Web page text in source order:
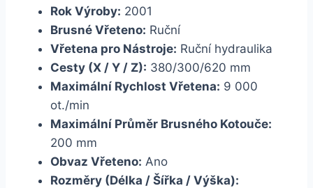
Rok Výroby: 2001
Brusné Vřeteno: Ruční
Vřetena pro Nástroje: Ruční hydraulika
Cesty (X / Y / Z): 380/300/620 mm
Maximální Rychlost Vřetena: 9 000
ot./min
Maximální Průměr Brusného Kotouče:
200 mm
Obvaz Vřeteno: Ano
Rozměry (Délka / Šířka / Výška):